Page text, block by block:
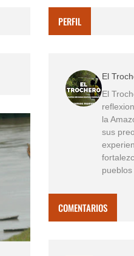
PERFIL
El
El
la
sus
pueblos
COMENTARIOS